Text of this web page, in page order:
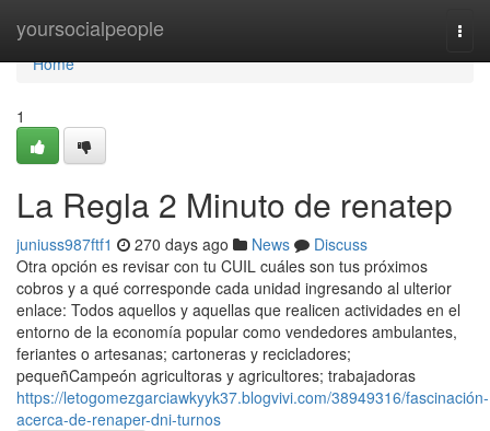
yoursocialpeople
Home
Home
1
La Regla 2 Minuto de renatep
juniuss987ftf1 270 days ago News
Discuss
Otra opción es revisar con tu CUIL cuáles son tus próximos
cobros y a qué corresponde cada unidad ingresando al ulterior
enlace: Todos aquellos y aquellas que realicen actividades en el
entorno de la economía popular como vendedores ambulantes,
feriantes o artesanas; cartoneras y recicladores;
pequeñCampeón agricultoras y agricultores; trabajadoras
https://letogomezgarciawkyyk37.blogvivi.com/38949316/fascinación-
acerca-de-renaper-dni-turnos